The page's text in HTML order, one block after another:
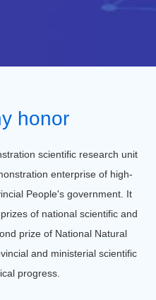
honor
scientific research unit
enterprise of high-
People's government. It
of national scientific and
prize of National Natural
and ministerial scientific
progress.